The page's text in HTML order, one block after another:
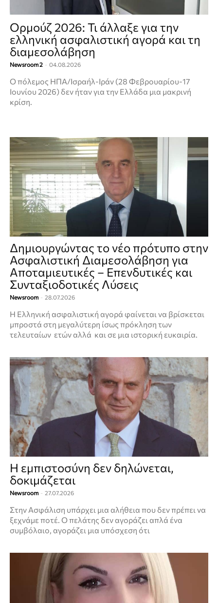
Ορμούζ 2026: Τι άλλαξε για την
ελληνική ασφαλιστική αγορά και τη
διαμεσολάβηση
Newsroom 2 - 04.08.2026
Ο πόλεμος ΗΠΑ/Ισραήλ-Ιράν (28 Φεβρουαρίου-17
Ιουνίου 2026) δεν ήταν για την Ελλάδα μια μακρινή
κρίση.
Δημιουργώντας το νέο πρότυπο στην
Ασφαλιστική Διαμεσολάβηση για
Αποταμιευτικές – Επενδυτικές και
Συνταξιοδοτικές Λύσεις
Newsroom - 28.07.2026
Η Ελληνική ασφαλιστική αγορά φαίνεται να βρίσκεται
μπροστά στη μεγαλύτερη ίσως πρόκληση των
τελευταίων ετών αλλά και σε μια ιστορική ευκαιρία.
Η εμπιστοσύνη δεν δηλώνεται,
δοκιμάζεται
Newsroom - 27.07.2026
Στην Aσφάλιση υπάρχει μια αλήθεια που δεν πρέπει να
ξεχνάμε ποτέ. Ο πελάτης δεν αγοράζει απλά ένα
συμβόλαιο, αγοράζει μια υπόσχεση ότι